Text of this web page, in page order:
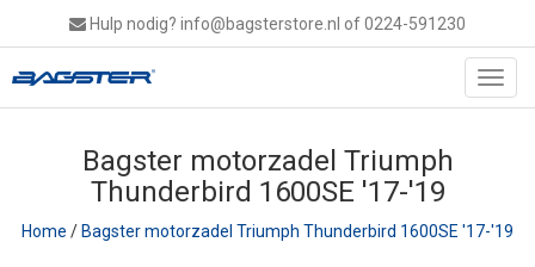
Hulp nodig? info@bagsterstore.nl of 0224-591230
Bagster motorzadel Triumph
Thunderbird 1600SE '17-'19
Home /Bagster motorzadel Triumph Thunderbird 1600SE '17-'19